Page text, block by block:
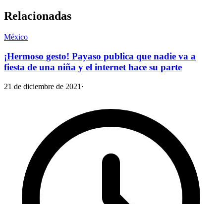
Relacionadas
México
¡Hermoso gesto! Payaso publica que nadie va a
fiesta de una niña y el internet hace su parte
21 de diciembre de 2021 ·